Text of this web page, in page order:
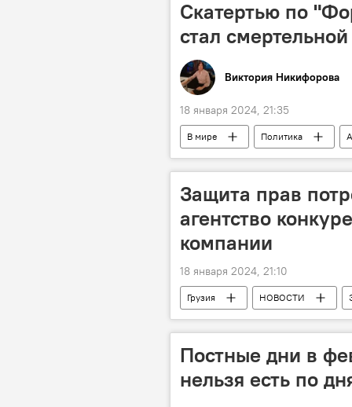
Скатертью по
стал
Виктория Никифорова
18 января 2024, 21:35
В мире Политика
Башар Асад
Пентагон
Защита прав
агентство
компании
18 января 2024, 21:10
Грузия НОВОСТИ
Защита прав потребителей
Постные дни в
нельзя есть по